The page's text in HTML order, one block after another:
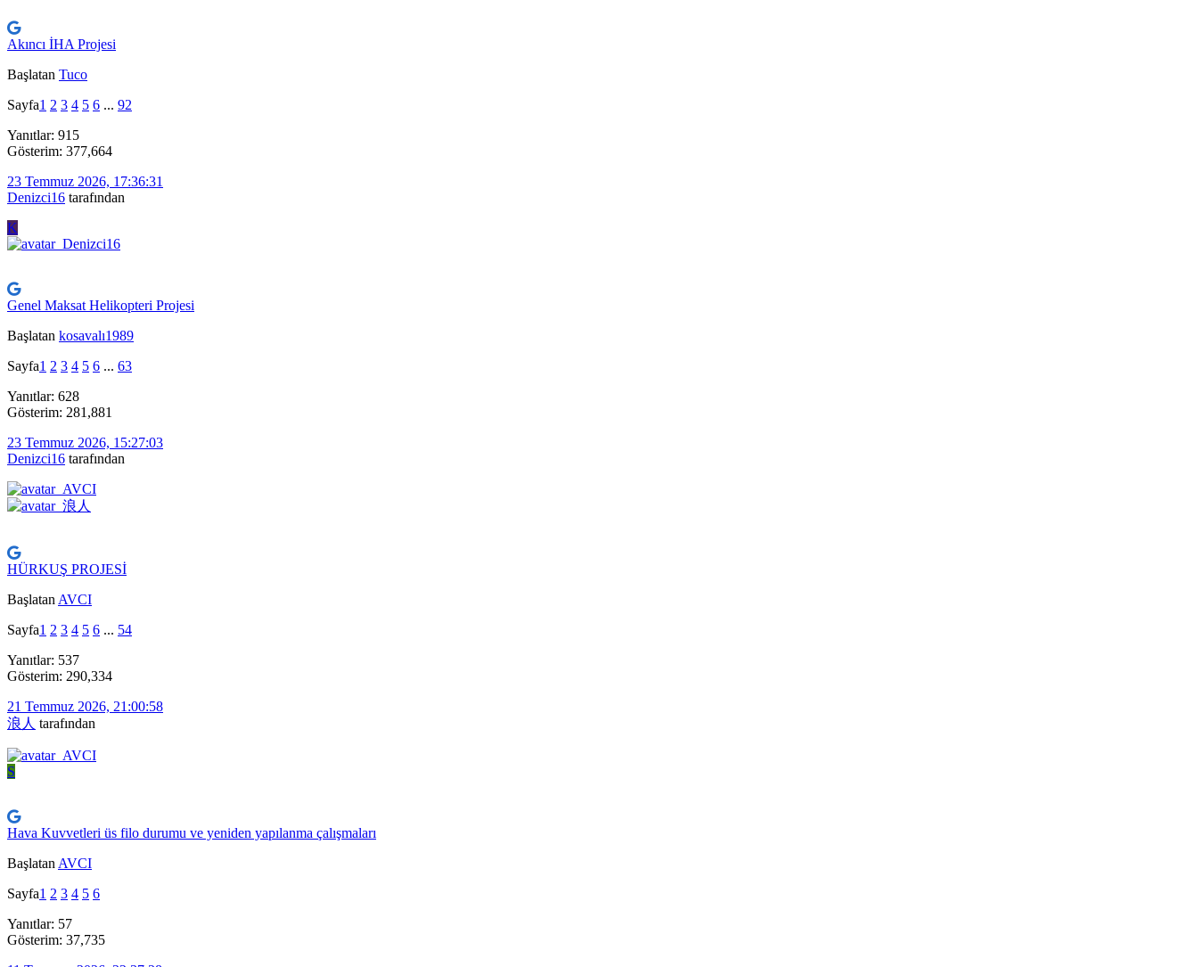
Akıncı İHA Projesi
Başlatan Tuco
Sayfa1 2 3 4 5 6 ... 92
Yanıtlar: 915
Gösterim: 377,664
23 Temmuz 2026, 17:36:31
Denizci16 tarafından
K
Genel Maksat Helikopteri Projesi
Başlatan kosavalı1989
Sayfa1 2 3 4 5 6 ... 63
Yanıtlar: 628
Gösterim: 281,881
23 Temmuz 2026, 15:27:03
Denizci16 tarafından
HÜRKUŞ PROJESİ
Başlatan AVCI
Sayfa1 2 3 4 5 6 ... 54
Yanıtlar: 537
Gösterim: 290,334
21 Temmuz 2026, 21:00:58
浪人 tarafından
S
Hava Kuvvetleri üs filo durumu ve yeniden yapılanma çalışmaları
Başlatan AVCI
Sayfa1 2 3 4 5 6
Yanıtlar: 57
Gösterim: 37,735